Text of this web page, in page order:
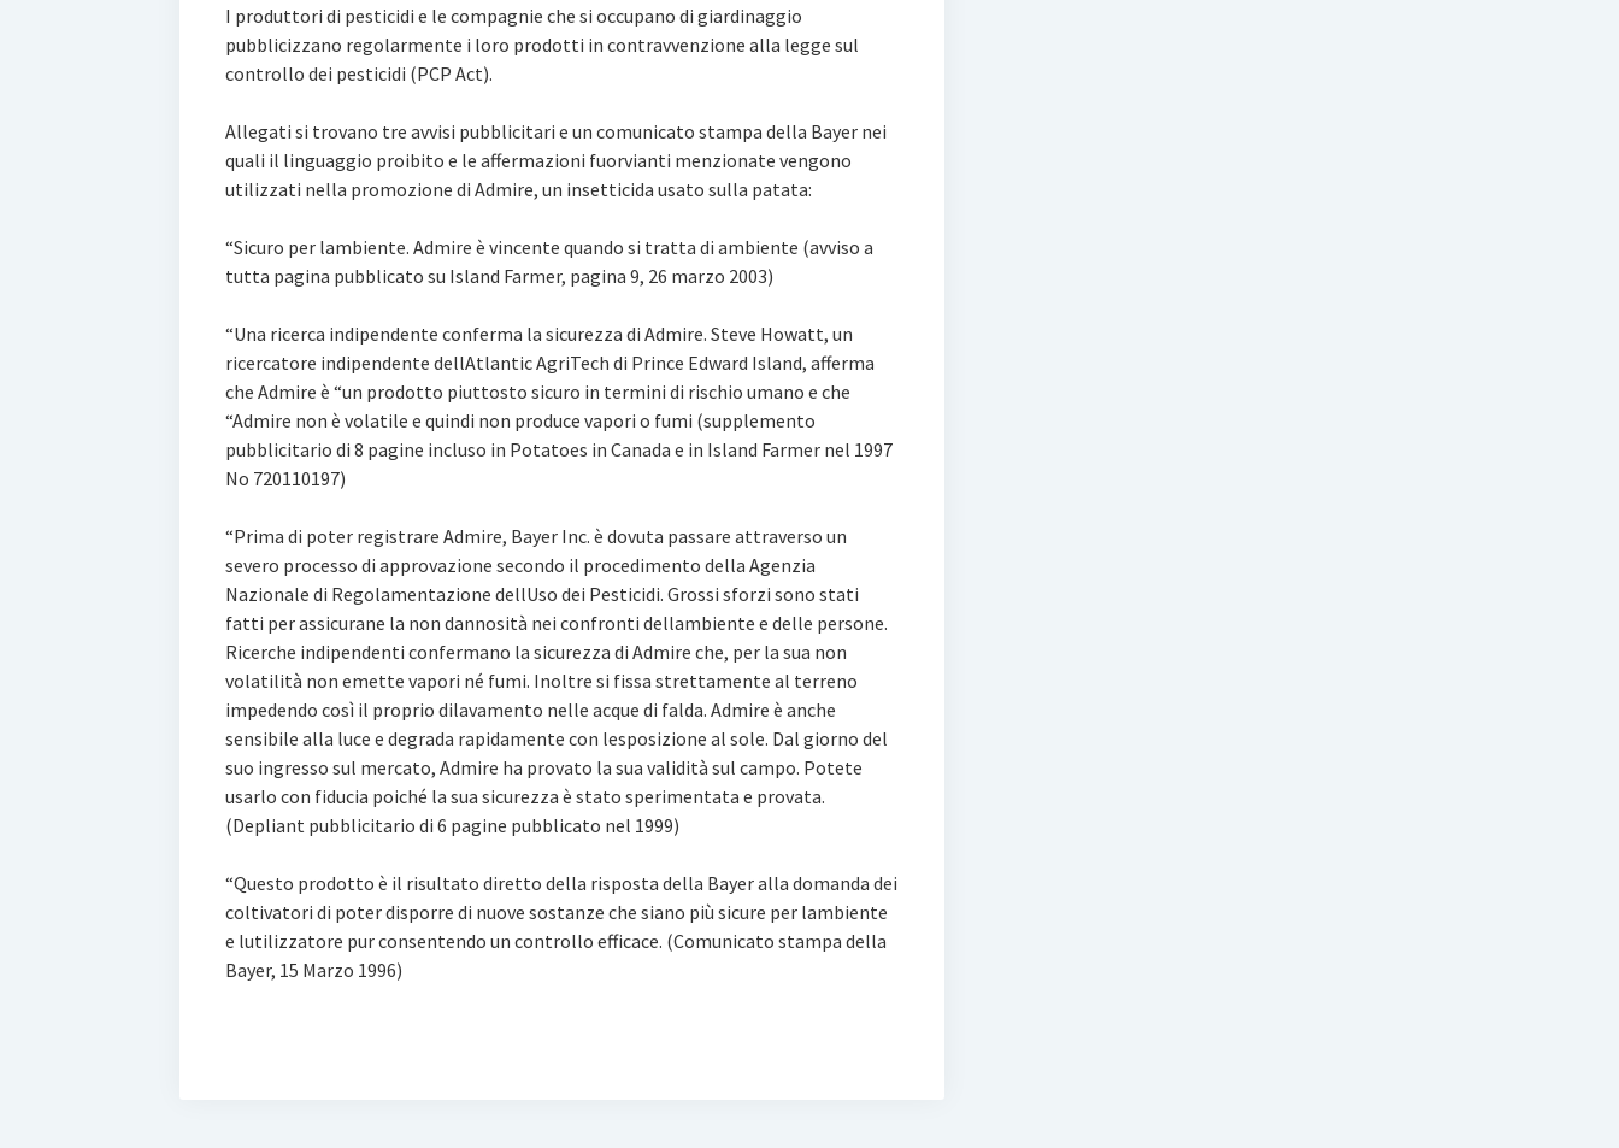
I produttori di pesticidi e le compagnie che si occupano di giardinaggio
pubblicizzano regolarmente i loro prodotti in contravvenzione alla legge sul
controllo dei pesticidi (PCP Act).
Allegati si trovano tre avvisi pubblicitari e un comunicato stampa della Bayer nei
quali il linguaggio proibito e le affermazioni fuorvianti menzionate vengono
utilizzati nella promozione di Admire, un insetticida usato sulla patata:
“Sicuro per lambiente. Admire è vincente quando si tratta di ambiente (avviso a
tutta pagina pubblicato su Island Farmer, pagina 9, 26 marzo 2003)
“Una ricerca indipendente conferma la sicurezza di Admire. Steve Howatt, un
ricercatore indipendente dellAtlantic AgriTech di Prince Edward Island, afferma
che Admire è “un prodotto piuttosto sicuro in termini di rischio umano e che
“Admire non è volatile e quindi non produce vapori o fumi (supplemento
pubblicitario di 8 pagine incluso in Potatoes in Canada e in Island Farmer nel 1997
No 720110197)
“Prima di poter registrare Admire, Bayer Inc. è dovuta passare attraverso un
severo processo di approvazione secondo il procedimento della Agenzia
Nazionale di Regolamentazione dellUso dei Pesticidi. Grossi sforzi sono stati
fatti per assicurane la non dannosità nei confronti dellambiente e delle persone.
Ricerche indipendenti confermano la sicurezza di Admire che, per la sua non
volatilità non emette vapori né fumi. Inoltre si fissa strettamente al terreno
impedendo così il proprio dilavamento nelle acque di falda. Admire è anche
sensibile alla luce e degrada rapidamente con lesposizione al sole. Dal giorno del
suo ingresso sul mercato, Admire ha provato la sua validità sul campo. Potete
usarlo con fiducia poiché la sua sicurezza è stato sperimentata e provata.
(Depliant pubblicitario di 6 pagine pubblicato nel 1999)
“Questo prodotto è il risultato diretto della risposta della Bayer alla domanda dei
coltivatori di poter disporre di nuove sostanze che siano più sicure per lambiente
e lutilizzatore pur consentendo un controllo efficace. (Comunicato stampa della
Bayer, 15 Marzo 1996)